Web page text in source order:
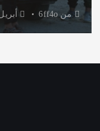
من 6ff4o أبريل 7,